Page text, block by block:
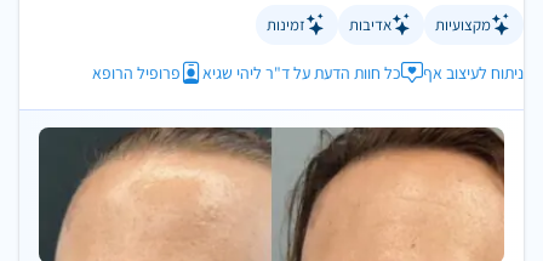
מקצועיות אדיבות זמינות
ניתוח לעיצוב אף כל חוות הדעת על ד"ר ליהי שגיא פרופיל הרופא